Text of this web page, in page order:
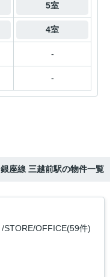
5室
4室
-
-
銀座線 三越前駅の物件一覧
STORE/OFFICE(59件)